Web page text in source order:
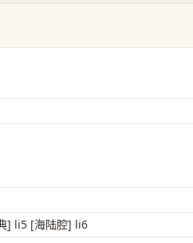
] li5 [海陆腔] li6